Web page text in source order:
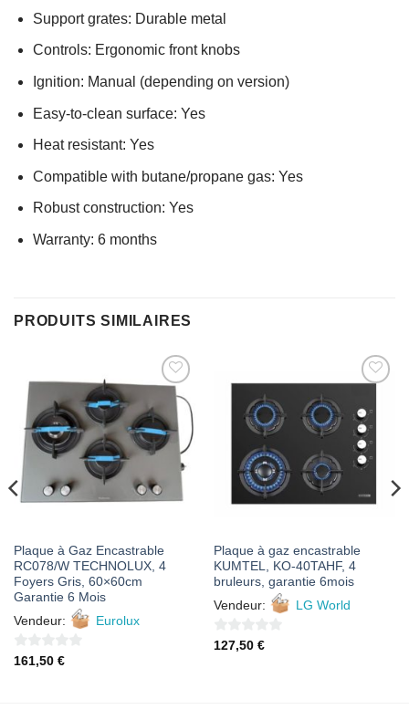
Support grates: Durable metal
Controls: Ergonomic front knobs
Ignition: Manual (depending on version)
Easy-to-clean surface: Yes
Heat resistant: Yes
Compatible with butane/propane gas: Yes
Robust construction: Yes
Warranty: 6 months
PRODUITS SIMILAIRES
AJOUTER
À MES
FAVORIS
Plaque à Gaz Encastrable
RC078/W TECHNOLUX, 4
Foyers Gris, 60×60cm
Garantie 6 Mois
Vendeur:
Eurolux
0
161,50 €
À MES
FAVORIS
Plaque à gaz encastrable
KUMTEL, KO-40TAHF, 4
bruleurs, garantie 6mois
Vendeur:
LG World
0
127,50 €